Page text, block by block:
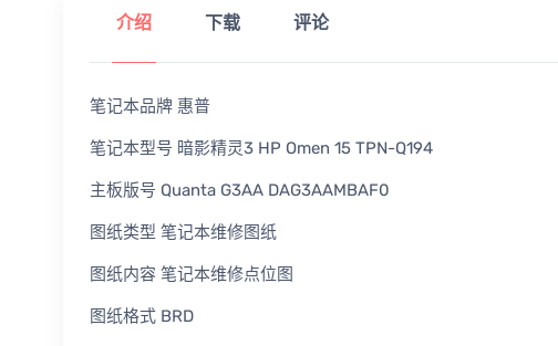
介绍 下载 评论
笔记本品牌 惠普
笔记本型号 暗影精灵3 HP Omen 15 TPN-Q194
主板版号 Quanta G3AA DAG3AAMBAF0
图纸类型 笔记本维修图纸
图纸内容 笔记本维修点位图
图纸格式 BRD